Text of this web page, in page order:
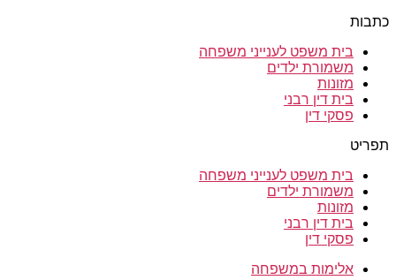
כתבות
בית משפט לענייני משפחה
משמורת ילדים
מזונות
בית דין רבני
פסקי דין
תפריט
בית משפט לענייני משפחה
משמורת ילדים
מזונות
בית דין רבני
פסקי דין
אלימות במשפחה